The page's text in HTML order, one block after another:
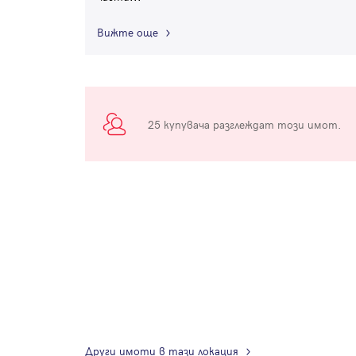
Вижте още
25 купувача разглеждат този имот.
Други имоти в тази локация